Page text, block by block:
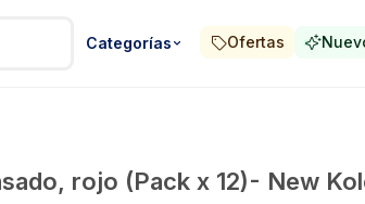
Ofertas
Categorías
rojo (Pack x 12)- New